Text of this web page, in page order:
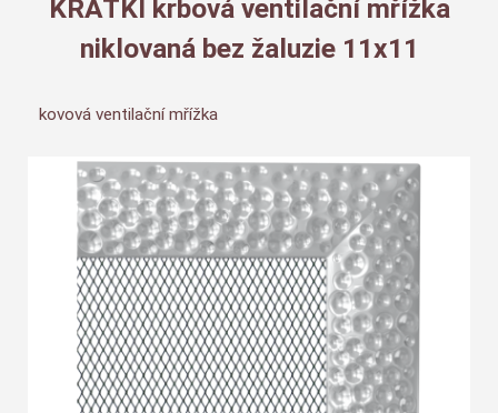
KRATKI krbová ventilační mřížka
niklovaná bez žaluzie 11x11
kovová ventilační mřížka